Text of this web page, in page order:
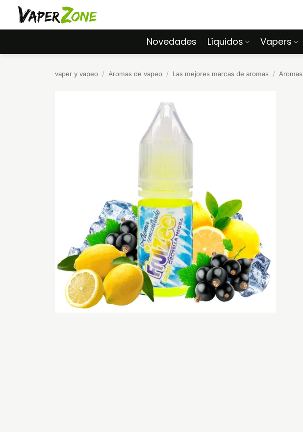
Saltar
contenido
Novedades Líquidos Vapers
vaper y vapeo / Aromas de vapeo / Las mejores marcas de aromas /